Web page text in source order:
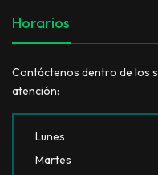
Horarios
Contáctenos dentro de los
atención:
Lunes
Martes